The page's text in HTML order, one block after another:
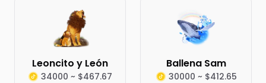
Leoncito y León
34000 ~ $467.67
Ballena Sam
30000 ~ $412.65